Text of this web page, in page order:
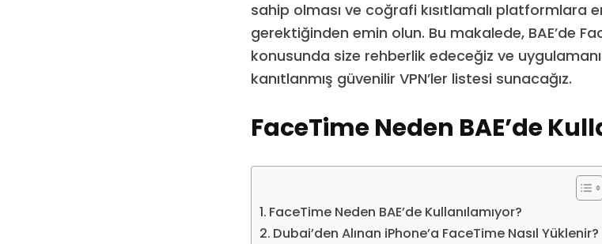
sahip olması ve coğrafi kısıtlamalı platformlara
gerektiğinden emin olun. Bu makalede, BAE’de
konusunda size rehberlik edeceğiz ve
kanıtlanmış güvenilir VPN’ler listesi sunacağız.
FaceTime Neden BAE’de
FaceTime Neden BAE’de Kullanılamıyor?
Dubai’den Alınan iPhone’a FaceTime Nasıl Yüklenir?